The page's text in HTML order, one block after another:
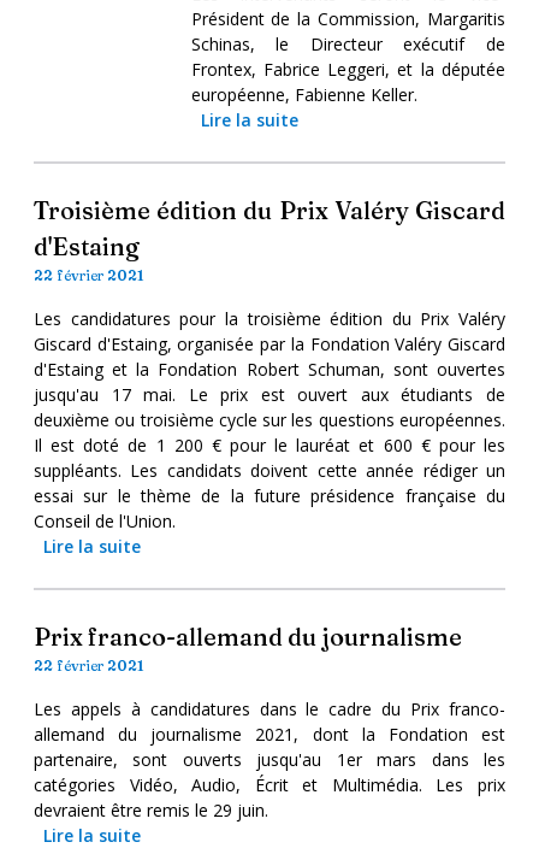
Président de la Commission, Margaritis
Schinas, le Directeur exécutif de
Frontex, Fabrice Leggeri, et la députée
européenne, Fabienne Keller.
Lire la suite
Troisième édition du Prix Valéry Giscard
d'Estaing
22 février 2021
Les candidatures pour la troisième édition du Prix Valéry
Giscard d'Estaing, organisée par la Fondation Valéry Giscard
d'Estaing et la Fondation Robert Schuman, sont ouvertes
jusqu'au 17 mai. Le prix est ouvert aux étudiants de
deuxième ou troisième cycle sur les questions européennes.
Il est doté de 1 200 € pour le lauréat et 600 € pour les
suppléants. Les candidats doivent cette année rédiger un
essai sur le thème de la future présidence française du
Conseil de l'Union.
Lire la suite
Prix franco-allemand du journalisme
22 février 2021
Les appels à candidatures dans le cadre du Prix franco-
allemand du journalisme 2021, dont la Fondation est
partenaire, sont ouverts jusqu'au 1er mars dans les
catégories Vidéo, Audio, Écrit et Multimédia. Les prix
devraient être remis le 29 juin.
Lire la suite